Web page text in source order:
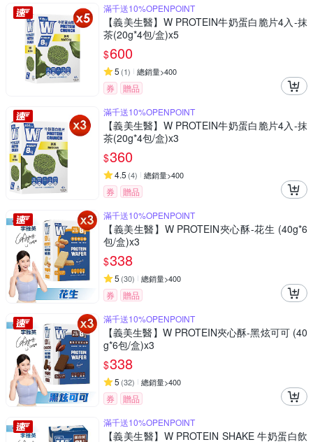
滿千送10%OPENPOINT
【義美生醫】W PROTEIN牛奶蛋白脆片4入-抹
茶(20g*4包/盒)x5
$600
5 (1) 總銷量>400
券
贈品
滿千送10%OPENPOINT
【義美生醫】W PROTEIN牛奶蛋白脆片4入-抹
茶(20g*4包/盒)x3
$360
4.5 (4) 總銷量>400
券
贈品
滿千送10%OPENPOINT
【義美生醫】W PROTEIN夾心酥-花生 (40g*6
包/盒)x3
$338
5 (30) 總銷量>400
券
贈品
滿千送10%OPENPOINT
【義美生醫】W PROTEIN夾心酥-黑炫可可 (40
g*6包/盒)x3
$338
5 (32) 總銷量>400
券
贈品
滿千送10%OPENPOINT
【義美生醫】W PROTEIN SHAKE 牛奶蛋白飲